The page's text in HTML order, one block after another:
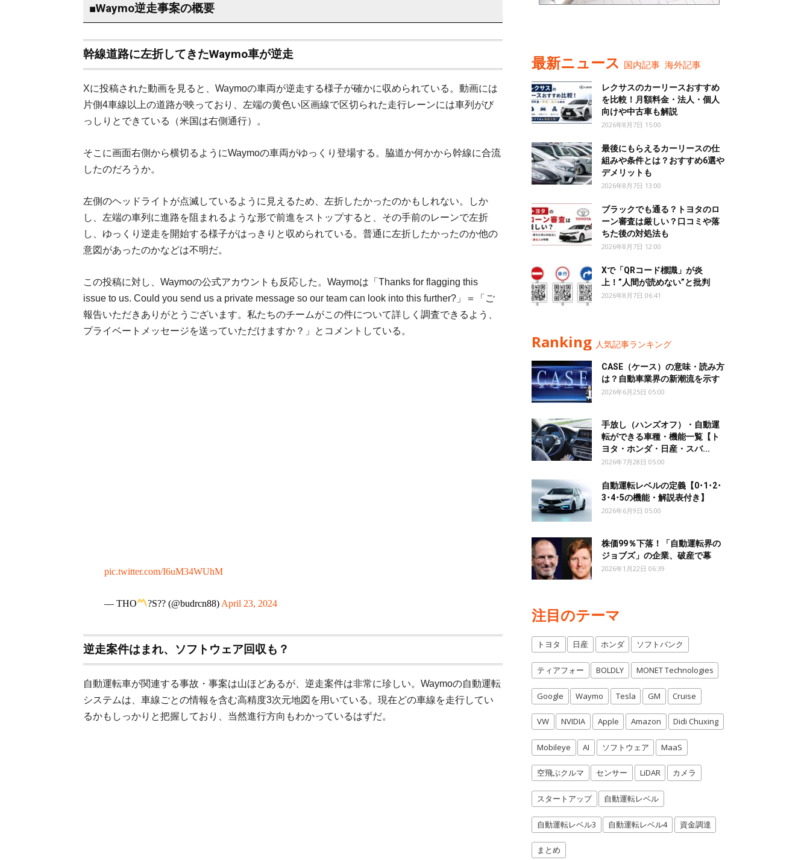
■Waymo逆走事案の概要
幹線道路に左折してきたWaymo車が逆走
Xに投稿された動画を見ると、Waymoの車両が逆走する様子が確かに収められている。動画には
片側4車線以上の道路が映っており、左端の黄色い区画線で区切られた走行レーンには車列がび
っしりとできている（米国は右側通行）。
そこに画面右側から横切るようにWaymoの車両がゆっくり登場する。脇道か何かから幹線に合流
したのだろうか。
左側のヘッドライトが点滅しているように見えるため、左折したかったのかもしれない。しか
し、左端の車列に進路を阻まれるような形で前進をストップすると、その手前のレーンで左折
し、ゆっくり逆走を開始する様子がはっきりと収められている。普通に左折したかったのか他の
意図があったのかなどは不明だ。
この投稿に対し、Waymoの公式アカウントも反応した。Waymoは「Thanks for flagging this
issue to us. Could you send us a private message so our team can look into this further?」＝「ご
報告いただきありがとうございます。私たちのチームがこの件について詳しく調査できるよう、
プライベートメッセージを送っていただけますか？」とコメントしている。
pic.twitter.com/I6uM34WUhM
— THO ?S?? (@budrcn88) April 23, 2024
逆走案件はまれ、ソフトウェア回収も？
自動運転車が関連する事故・事案は山ほどあるが、逆走案件は非常に珍しい。Waymoの自動運転
システムは、車線ごとの情報を含む高精度3次元地図を用いている。現在どの車線を走行してい
るかもしっかりと把握しており、当然進行方向もわかっているはずだ。
最新ニュース 国内記事 海外記事
レクサスのカーリースおすすめ
を比較！月額料金・法人・個人
向けや中古車も解説
2026年8月7日 15:00
最後にもらえるカーリースの仕
組みや条件とは？おすすめ6選や
デメリットも
2026年8月7日 13:00
ブラックでも通る？トヨタのロ
ーン審査は厳しい？口コミや落
ちた後の対処法も
2026年8月7日 12:00
Xで「QRコード標識」が炎
上！”人間が読めない”と批判
2026年8月7日 06:41
Ranking 人気記事ランキング
CASE（ケース）の意味・読み方
は？自動車業界の新潮流を示す
2026年6月25日 05:00
手放し（ハンズオフ）・自動運
転ができる車種・機能一覧【ト
ヨタ・ホンダ・日産・スバ...
2026年7月28日 05:00
自動運転レベルの定義【0･1･2･
3･4･5の機能・解説表付き】
2026年6月9日 05:00
株価99％下落！「自動運転界の
ジョブズ」の企業、破産で幕
2026年1月22日 06:39
注目のテーマ
トヨタ 日産 ホンダ ソフトバンク
ティアフォー BOLDLY MONET Technologies
Google Waymo Tesla GM Cruise
VW NVIDIA Apple Amazon Didi Chuxing
Mobileye AI ソフトウェア MaaS
空飛ぶクルマ センサー LiDAR カメラ
スタートアップ 自動運転レベル
自動運転レベル3 自動運転レベル4 資金調達
まとめ